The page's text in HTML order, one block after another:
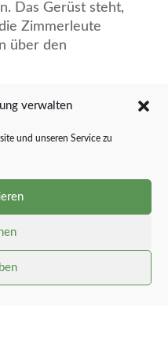
verwalten
und unseren Service zu
Das Gerüst steht,
Zimmerleute
über den